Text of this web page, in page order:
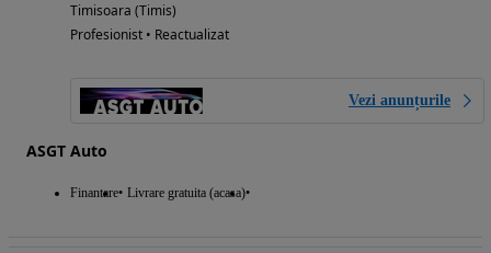
Timisoara (Timis)
Profesionist • Reactualizat
Vezi anunțurile
ASGT Auto
Finantare Livrare gratuita (acasa)